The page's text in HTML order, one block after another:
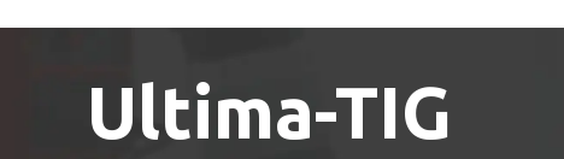
Ultima-TIG